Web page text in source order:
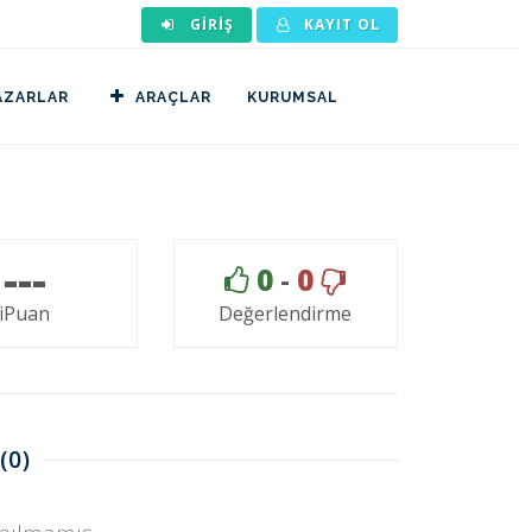
GIRIŞ KAYIT OL
ARAÇLAR KURUMSAL
---
iPuan
0 - 0
Değerlendirme
(0)